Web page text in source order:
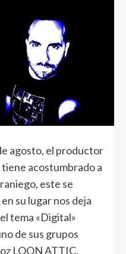
agosto, el productor
acostumbrado a
este se
su lugar nos deja
tema «Digital»
de sus grupos
LOON ATTIC.